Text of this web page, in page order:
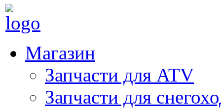
Магазин
Запчасти для ATV
Запчасти для